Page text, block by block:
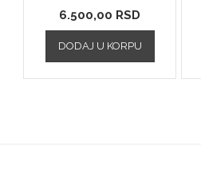
6.500,00 RSD
DODAJ U KORPU